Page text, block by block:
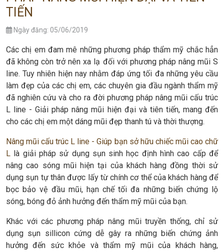
TIẾN
Ngày đăng: 05/06/2019
Các chị em đam mê những phương pháp thẩm mỹ chắc hẳn
đã không còn trở nên xa lạ đối với phương pháp nâng mũi S
line. Tuy nhiên hiện nay nhằm đáp ứng tối đa những yêu cầu
làm đẹp của các chị em, các chuyên gia đầu ngành thẩm mỹ
đã nghiên cứu và cho ra đời phương pháp nâng mũi cấu trúc
L line - Giải pháp nâng mũi hiện đại và tiên tiến, mang đến
cho các chị em một dáng mũi đẹp thanh tú và thời thượng.
Nâng mũi cấu trúc L line - Giúp bạn sở hữu chiếc mũi cao chữ
L là giải pháp sử dụng sụn sinh học định hình cao cấp để
nâng cao sóng mũi hiện tại của khách hàng đồng thời sử
dụng sụn tự thân được lấy từ chính cơ thể của khách hàng để
bọc bảo vệ đầu mũi, hạn chế tối đa những biến chứng lộ
sóng, bóng đỏ ảnh hưởng đến thẩm mỹ mũi của bạn.
Khác với các phương pháp nâng mũi truyền thống, chỉ sử
dụng sụn sillicon cứng dễ gây ra những biến chứng ảnh
hưởng đến sức khỏe và thẩm mỹ mũi của khách hàng,